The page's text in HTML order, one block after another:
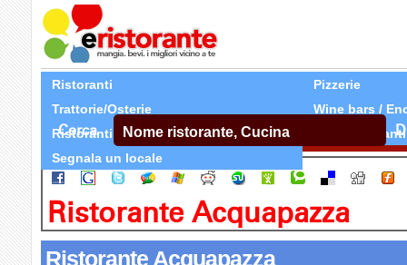
Ristoranti
Pizzerie
Trattorie/Osterie
Wine bars /
Ristoranti Etnici
Tutti Ristoranti
Segnala un locale
Cerca
Ristorante Acquapazza
Ristorante Acquapazza